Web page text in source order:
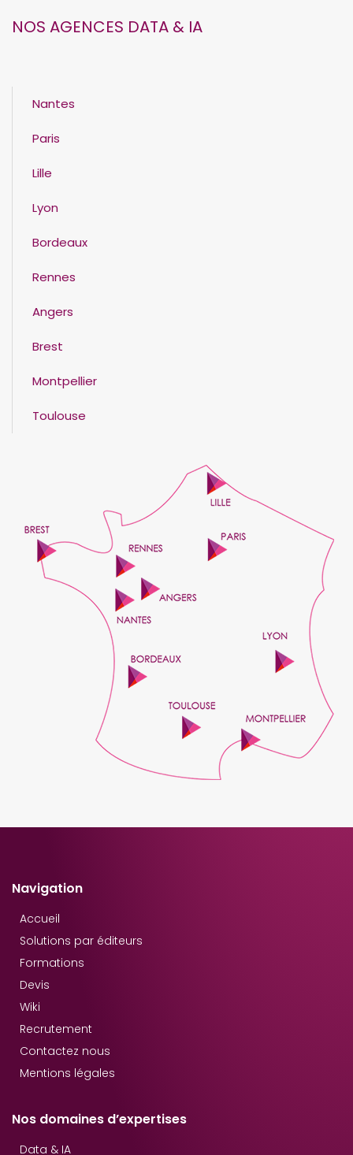
NOS AGENCES DATA & IA
Nantes
Paris
Lille
Lyon
Bordeaux
Rennes
Angers
Brest
Montpellier
Toulouse
Navigation
Accueil
Solutions par éditeurs
Formations
Devis
Wiki
Recrutement
Contactez nous
Mentions légales
Nos domaines d’expertises
Data & IA